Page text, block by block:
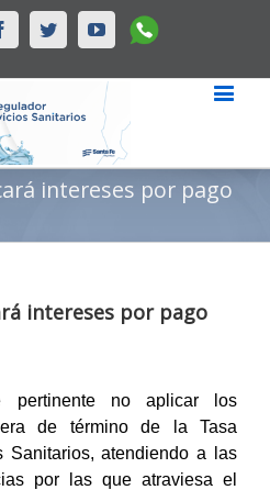
FacebookTwitterYoutubeWhatsapp
intereses por pago
intereses por pago
pertinente no aplicar los
de término de la Tasa
Sanitarios, atendiendo a las
por las que atraviesa el